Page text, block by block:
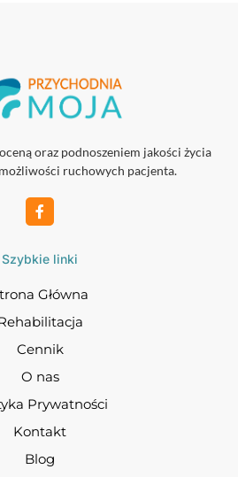
oraz podnoszeniem jakości życia
ruchowych pacjenta.
Szybkie linki
Główna
Cennik
O nas
Prywatności
Kontakt
Blog